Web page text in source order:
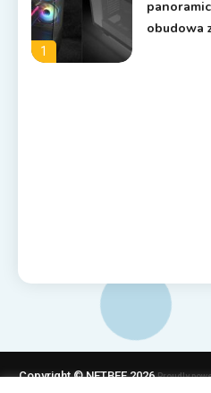
1
obudowa
Copyright © NETBEE 2026Proudly